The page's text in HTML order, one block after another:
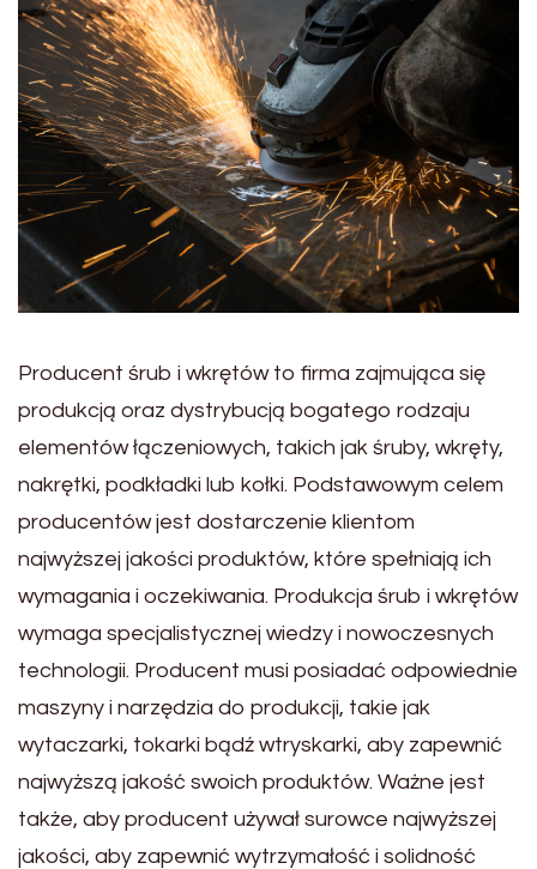
Producent śrub i wkrętów to firma zajmująca się
produkcją oraz dystrybucją bogatego rodzaju
elementów łączeniowych, takich jak śruby, wkręty,
nakrętki, podkładki lub kołki. Podstawowym celem
producentów jest dostarczenie klientom
najwyższej jakości produktów, które spełniają ich
wymagania i oczekiwania. Produkcja śrub i wkrętów
wymaga specjalistycznej wiedzy i nowoczesnych
technologii. Producent musi posiadać odpowiednie
maszyny i narzędzia do produkcji, takie jak
wytaczarki, tokarki bądź wtryskarki, aby zapewnić
najwyższą jakość swoich produktów. Ważne jest
także, aby producent używał surowce najwyższej
jakości, aby zapewnić wytrzymałość i solidność